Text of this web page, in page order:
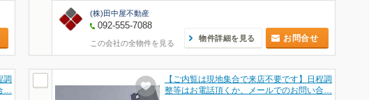
(株)田中屋不動産
092-555-7088
この会社の全物件を見る
物件詳細を見る お問合せ
調
…
【ご内覧は現地集合で来店不要です】日程調
整等はお電話頂くか、メールでのお問い合…